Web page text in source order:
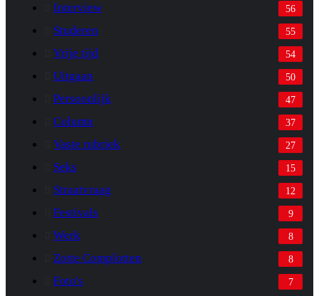
Interview 56
Studeren 55
Vrije tijd 54
Uitgaan 50
Persoonlijk 47
Column 37
Vaste rubriek 27
Seks 15
Straatvraag 12
Festivals 9
Werk 8
Zotte Complotten 8
Foto's 7